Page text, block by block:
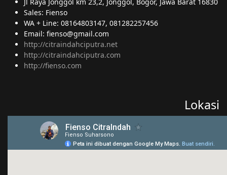
Sales: Fienso
WA + Line: 08164803147, 081282257456
Email: fienso@gmail.com
http://citraindahciputra.net
http://citraindahciputra.com
http://fienso.com
Lokasi